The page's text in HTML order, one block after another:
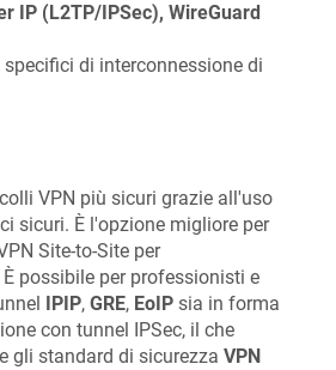
IP (L2TP/IPSec), WireGuard
specifici di interconnessione di
VPN più sicuri grazie all'uso
sicuri. È l'opzione migliore per
Site-to-Site per
possibile per professionisti e
IPIP, GRE, EoIP sia in forma
con tunnel IPSec, il che
gli standard di sicurezza VPN